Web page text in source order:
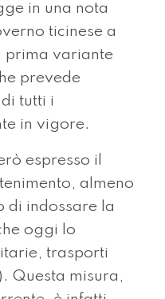
in una nota
ticinese a
prima variante
prevede
tutti i
in vigore.
espresso il
almeno
di indossare la
oggi lo
trasporti
Questa misura,